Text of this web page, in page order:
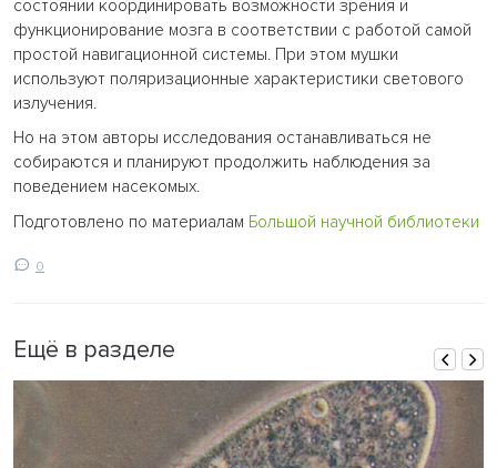
состоянии координировать возможности зрения и
функционирование мозга в соответствии с работой самой
простой навигационной системы. При этом мушки
используют поляризационные характеристики светового
излучения.
Но на этом авторы исследования останавливаться не
собираются и планируют продолжить наблюдения за
поведением насекомых.
Подготовлено по материалам Большой научной библиотеки
0
Ещё в разделе